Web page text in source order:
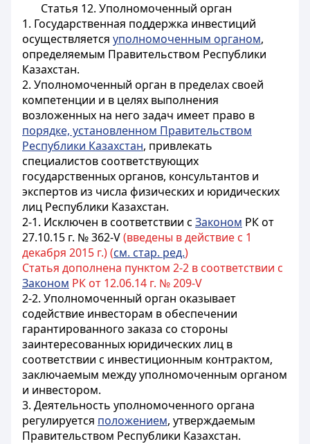
Статья 12. Уполномоченный орган
1. Государственная поддержка инвестиций
осуществляется уполномоченным органом,
определяемым Правительством Республики
Казахстан.
2. Уполномоченный орган в пределах своей
компетенции и в целях выполнения
возложенных на него задач имеет право в
порядке, установленном Правительством
Республики Казахстан, привлекать
специалистов соответствующих
государственных органов, консультантов и
экспертов из числа физических и юридических
лиц Республики Казахстан.
2-1. Исключен в соответствии с Законом РК от
27.10.15 г. № 362-V(введены в действие с 1
декабря 2015 г.) (см. стар. ред.)
Статья дополнена пунктом 2-2 в соответствии с
Законом РК от 12.06.14 г. № 209-V
2-2. Уполномоченный орган оказывает
содействие инвесторам в обеспечении
гарантированного заказа со стороны
заинтересованных юридических лиц в
соответствии с инвестиционным контрактом,
заключаемым между уполномоченным органом
и инвестором.
3. Деятельность уполномоченного органа
регулируется положением, утверждаемым
Правительством Республики Казахстан.